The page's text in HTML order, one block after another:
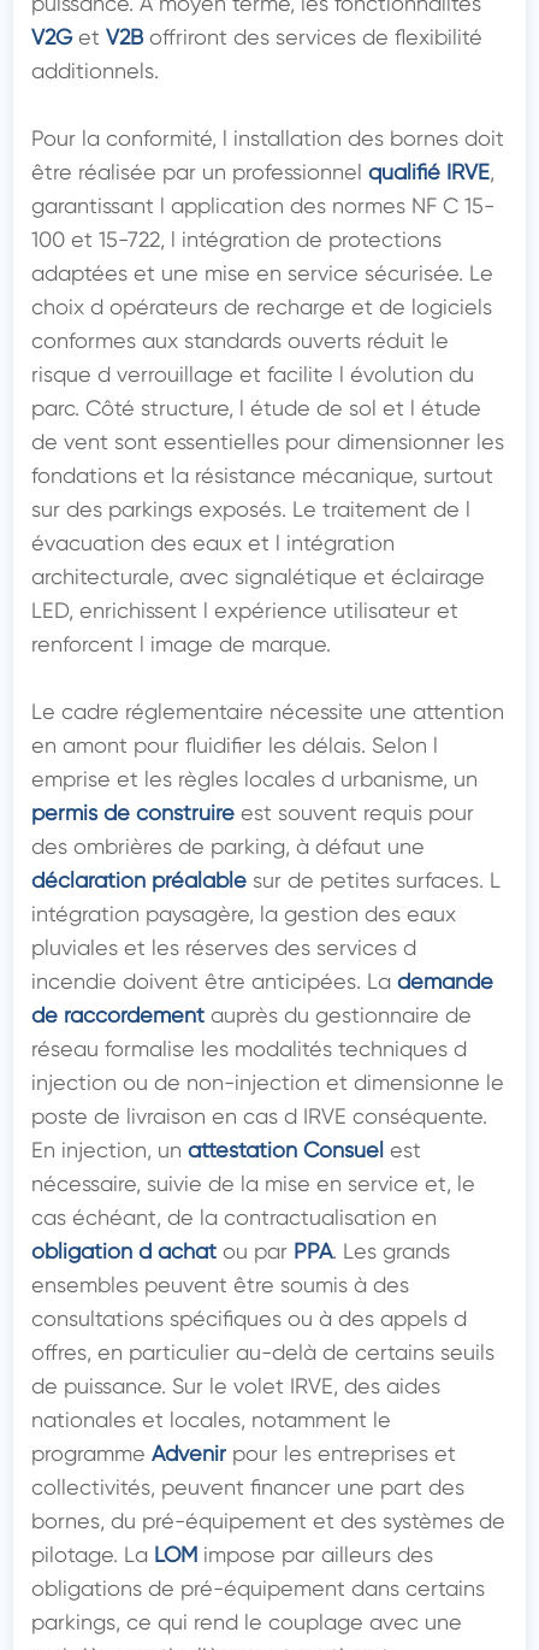
V2G et V2B offriront des services de flexibilité
additionnels.
Pour la conformité, l installation des bornes doit
être réalisée par un professionnel qualifié IRVE,
garantissant l application des normes NF C 15-
100 et 15-722, l intégration de protections
adaptées et une mise en service sécurisée. Le
choix d opérateurs de recharge et de logiciels
conformes aux standards ouverts réduit le
risque d verrouillage et facilite l évolution du
parc. Côté structure, l étude de sol et l étude
de vent sont essentielles pour dimensionner les
fondations et la résistance mécanique, surtout
sur des parkings exposés. Le traitement de l
évacuation des eaux et l intégration
architecturale, avec signalétique et éclairage
LED, enrichissent l expérience utilisateur et
renforcent l image de marque.
Le cadre réglementaire nécessite une attention
en amont pour fluidifier les délais. Selon l
permis de construire est souvent requis pour
déclaration préalable sur de petites surfaces. L
intégration paysagère, la gestion des eaux
pluviales et les réserves des services d
incendie doivent être anticipées. La demande
de raccordement auprès du gestionnaire de
réseau formalise les modalités techniques d
injection ou de non-injection et dimensionne le
poste de livraison en cas d IRVE conséquente.
En injection, un attestation Consuel est
nécessaire, suivie de la mise en service et, le
obligation d achat ou par PPA. Les grands
ensembles peuvent être soumis à des
consultations spécifiques ou à des appels d
offres, en particulier au-delà de certains seuils
de puissance. Sur le volet IRVE, des aides
nationales et locales, notamment le
programme Advenir pour les entreprises et
collectivités, peuvent financer une part des
bornes, du pré-équipement et des systèmes de
pilotage. La LOM impose par ailleurs des
obligations de pré-équipement dans certains
parkings, ce qui rend le couplage avec une